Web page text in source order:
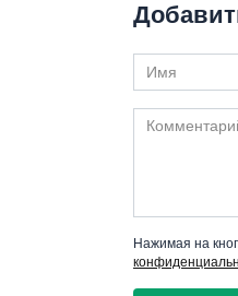
Имя
Комментарий
Нажимая на